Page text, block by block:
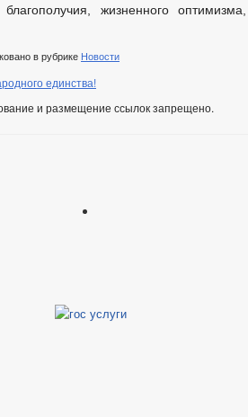
благополучия, жизненного
в рубрике Новости
единства!
и размещение ссылок запрещено.